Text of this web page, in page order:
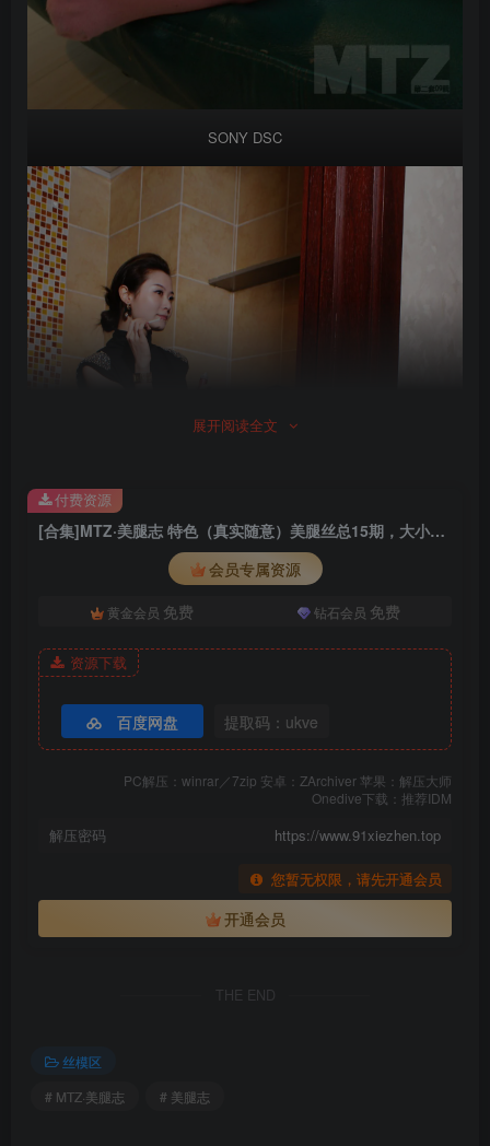
SONY DSC
SONY DSC
展开阅读全文
[合集]MTZ·美腿志 特色（真实随意）美腿丝总15期，大小874M[新收录]
会员专属资源
黄金会员 免费 钻石会员 免费
资源下载
百度网盘 提取码：ukve
PC解压：winrar／7zip 安卓：ZArchiver 苹果：解压大师
Onedive下载：推荐IDM
解压密码 https://www.91xiezhen.top
您暂无权限，请先开通会员
开通会员
付费资源
THE END
丝模区
# MTZ·美腿志
# 美腿志